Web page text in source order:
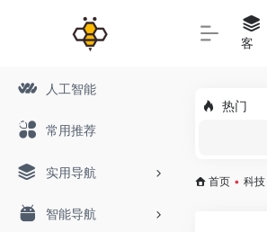
人工智能
常用推荐
实用导航
智能导航
客
热门
首页 • 科技